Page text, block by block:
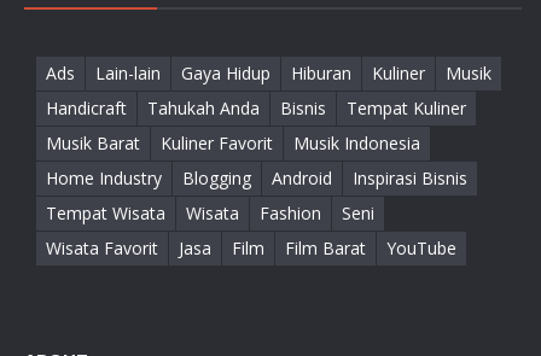
Ads Lain-lain Gaya Hidup Hiburan Kuliner
Musik
Handicraft
Tahukah Anda Bisnis
Tempat Kuliner
Musik Barat
Kuliner Favorit
Musik Indonesia
Home Industry
Blogging Android
Inspirasi Bisnis
Tempat Wisata
Wisata Fashion
Seni
Wisata Favorit
Jasa Film Film Barat YouTube